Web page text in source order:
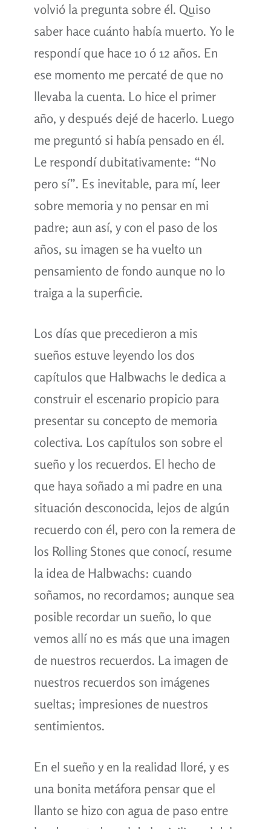
volvió la pregunta sobre él. Quiso
saber hace cuánto había muerto. Yo le
respondí que hace 10 ó 12 años. En
ese momento me percaté de que no
llevaba la cuenta. Lo hice el primer
año, y después dejé de hacerlo. Luego
me preguntó si había pensado en él.
Le respondí dubitativamente: “No
pero sí”. Es inevitable, para mí, leer
sobre memoria y no pensar en mi
padre; aun así, y con el paso de los
años, su imagen se ha vuelto un
pensamiento de fondo aunque no lo
traiga a la superficie.
Los días que precedieron a mis
sueños estuve leyendo los dos
capítulos que Halbwachs le dedica a
construir el escenario propicio para
presentar su concepto de memoria
colectiva. Los capítulos son sobre el
sueño y los recuerdos. El hecho de
que haya soñado a mi padre en una
situación desconocida, lejos de algún
recuerdo con él, pero con la remera de
los Rolling Stones que conocí, resume
la idea de Halbwachs: cuando
soñamos, no recordamos; aunque sea
posible recordar un sueño, lo que
vemos allí no es más que una imagen
de nuestros recuerdos. La imagen de
nuestros recuerdos son imágenes
sueltas; impresiones de nuestros
sentimientos.
En el sueño y en la realidad lloré, y es
una bonita metáfora pensar que el
llanto se hizo con agua de paso entre